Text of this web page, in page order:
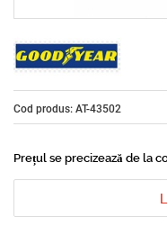
Cod produs: AT-43502
Prețul se precizează de la